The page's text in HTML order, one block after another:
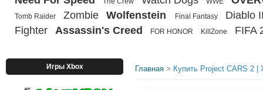
Tomb Raider Zombie Wolfenstein Final Fantasy
Diablo
Fighter
Assassin's Creed FOR HONOR KillZone FIFA
Игры Xbox Главная > Купить Project CARS 2 |